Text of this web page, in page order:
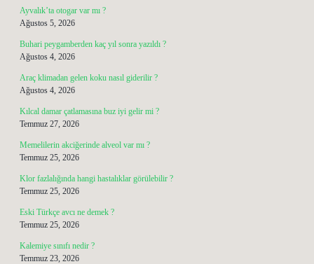
Ayvalık’ta otogar var mı ?
Ağustos 5, 2026
Buhari peygamberden kaç yıl sonra yazıldı ?
Ağustos 4, 2026
Araç klimadan gelen koku nasıl giderilir ?
Ağustos 4, 2026
Kılcal damar çatlamasına buz iyi gelir mi ?
Temmuz 27, 2026
Memelilerin akciğerinde alveol var mı ?
Temmuz 25, 2026
Klor fazlalığında hangi hastalıklar görülebilir ?
Temmuz 25, 2026
Eski Türkçe avcı ne demek ?
Temmuz 25, 2026
Kalemiye sınıfı nedir ?
Temmuz 23, 2026